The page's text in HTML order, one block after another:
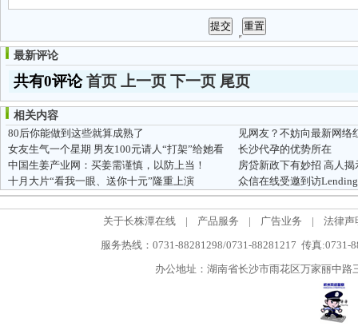
最新评论
共有0评论首页 上一页 下一页 尾页
相关内容
80后你能做到这些就算成熟了
见网友？不妨向最新网络
女友生气一个星期 男友100元请人“打架”给她看
长沙代孕的优势所在
中国生姜产业网：买姜需谨慎，以防上当！
房贷新政下有妙招 高人
十月大片“看我一眼、送你十元”隆重上演
众信在线受邀到访
关于长株潭在线 | 产品服务 | 广告业务 |
法律声
服务热线：0731-88281298/0731-88281217 传真:0731-
办公地址：湖南省长沙市雨花区万家丽中